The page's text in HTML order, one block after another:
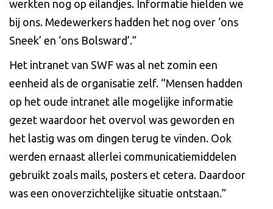
werkten nog op eilandjes. Informatie hielden we
bij ons. Medewerkers hadden het nog over ‘ons
Sneek’ en ‘ons Bolsward’.”
Het intranet van SWF was al net zomin een
eenheid als de organisatie zelf. “Mensen hadden
op het oude intranet alle mogelijke informatie
gezet waardoor het overvol was geworden en
het lastig was om dingen terug te vinden. Ook
werden ernaast allerlei communicatiemiddelen
gebruikt zoals mails, posters et cetera. Daardoor
was een onoverzichtelijke situatie ontstaan.”